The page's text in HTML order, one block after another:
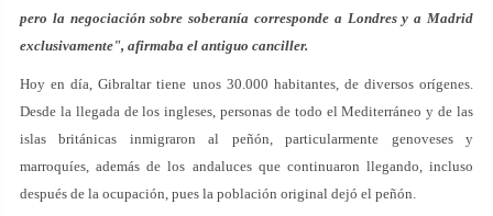
pero la negociación sobre soberanía corresponde a Londres y a Madrid
exclusivamente", afirmaba el antiguo canciller.
Hoy en día, Gibraltar tiene unos 30.000 habitantes, de diversos orígenes.
Desde la llegada de los ingleses, personas de todo el Mediterráneo y de las
islas británicas inmigraron al peñón, particularmente genoveses y
marroquíes, además de los andaluces que continuaron llegando, incluso
después de la ocupación, pues la población original dejó el peñón.